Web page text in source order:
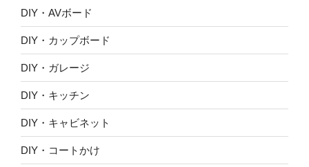
DIY・AVボード
DIY・カップボード
DIY・ガレージ
DIY・キッチン
DIY・キャビネット
DIY・コートかけ